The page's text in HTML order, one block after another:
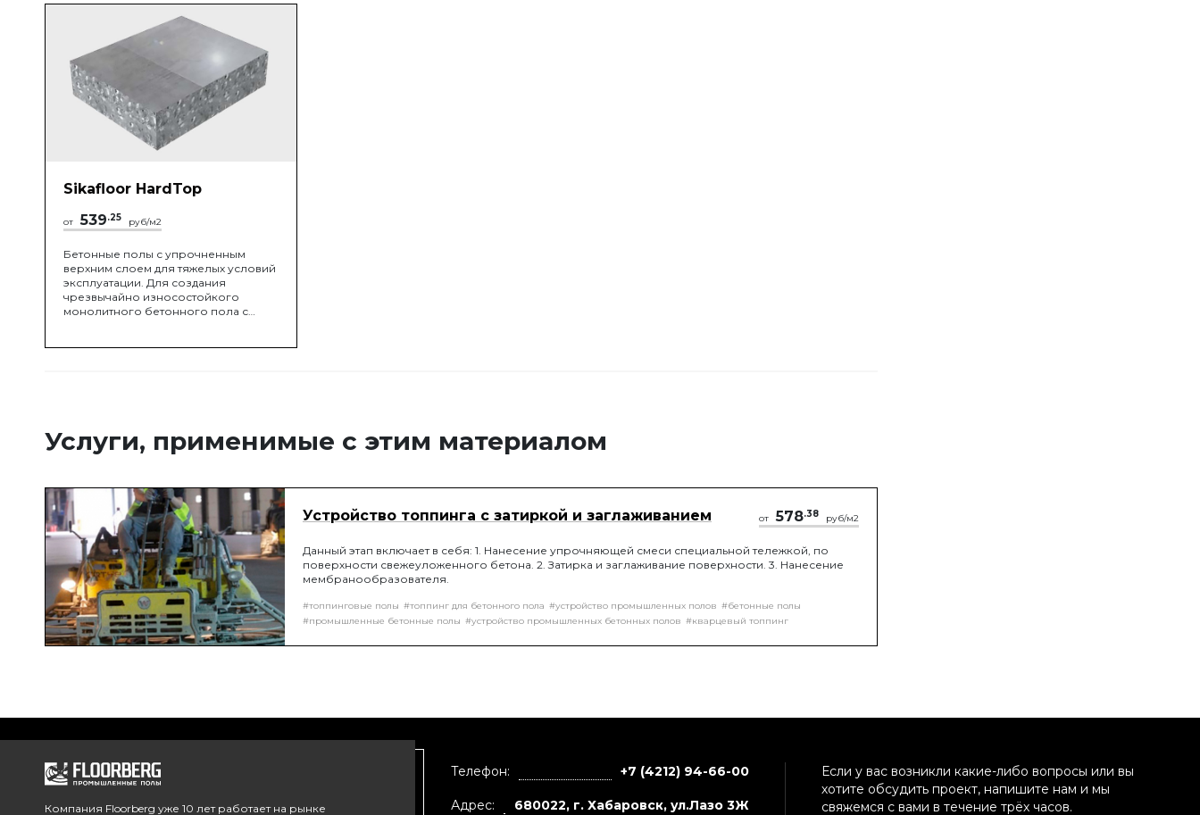
Sikafloor HardTop
от 539.25 руб/м2
Бетонные полы с упрочненным
верхним слоем для тяжелых условий
эксплуатации. Для создания
чрезвычайно износостойкого
монолитного бетонного пола с
Услуги, применимые с этим материалом
Устройство топпинга с затиркой и заглаживанием от 578.38 руб/м2
Данный этап включает в себя: 1. Нанесение упрочняющей смеси специальной тележкой, по
поверхности свежеуложенного бетона. 2. Затирка и заглаживание поверхности. 3. Нанесение
мембранообразователя.
#топпинговые полы #топпинг для бетонного пола #устройство промышленных полов #бетонные полы
#промышленные бетонные полы #устройство промышленных бетонных полов #кварцевый топпинг
Компания Floorberg уже 10 лет работает на рынке
Телефон: +7 (4212) 94-66-00
Адрес: 680022, г. Хабаровск, ул.Лазо 3Ж
Если у вас возникли какие-либо вопросы или вы
хотите обсудить проект, напишите нам и мы
свяжемся с вами в течение трёх часов.